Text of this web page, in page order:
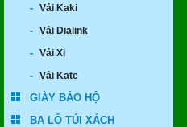
- Vải Kaki
- Vải Dialink
- Vải Xi
- Vải Kate
GIÀY BẢO HỘ
BA LÔ TÚI XÁCH